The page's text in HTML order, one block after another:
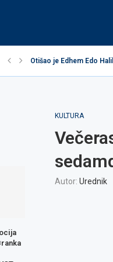
Otišao je Edhem Edo
KULTURA
Autor: Urednik